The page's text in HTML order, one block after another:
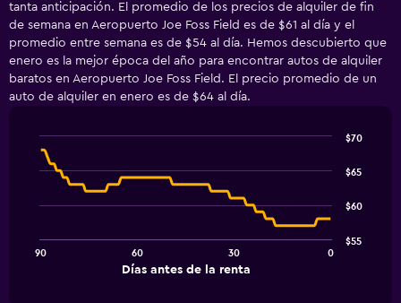
tanta anticipación. El promedio de los precios de alquiler de fin
de semana en Aeropuerto Joe Foss Field es de $61 al día y el
promedio entre semana es de $54 al día. Hemos descubierto que
enero es la mejor época del año para encontrar autos de alquiler
baratos en Aeropuerto Joe Foss Field. El precio promedio de un
auto de alquiler en enero es de $64 al día.
Line
chart
The
Chart
graphic.
Días antes de la renta
90 60 30 0
$55
$60
$65
$70